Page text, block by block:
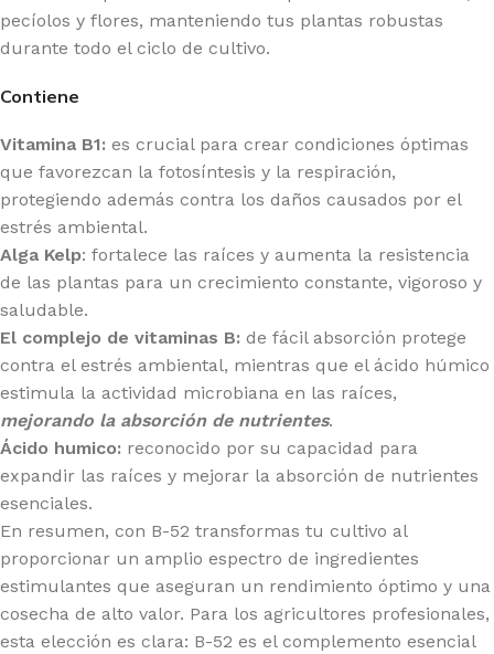
pecíolos y flores, manteniendo tus plantas robustas
durante todo el ciclo de cultivo.
Contiene
Vitamina B1: es crucial para crear condiciones óptimas
que favorezcan la fotosíntesis y la respiración,
protegiendo además contra los daños causados por el
estrés ambiental.
Alga Kelp: fortalece las raíces y aumenta la resistencia
de las plantas para un crecimiento constante, vigoroso y
saludable.
El complejo de vitaminas B: de fácil absorción protege
contra el estrés ambiental, mientras que el ácido húmico
estimula la actividad microbiana en las raíces,
mejorando la absorción de nutrientes.
Ácido humico: reconocido por su capacidad para
expandir las raíces y mejorar la absorción de nutrientes
esenciales.
En resumen, con B-52 transformas tu cultivo al
proporcionar un amplio espectro de ingredientes
estimulantes que aseguran un rendimiento óptimo y una
cosecha de alto valor. Para los agricultores profesionales,
esta elección es clara: B-52 es el complemento esencial